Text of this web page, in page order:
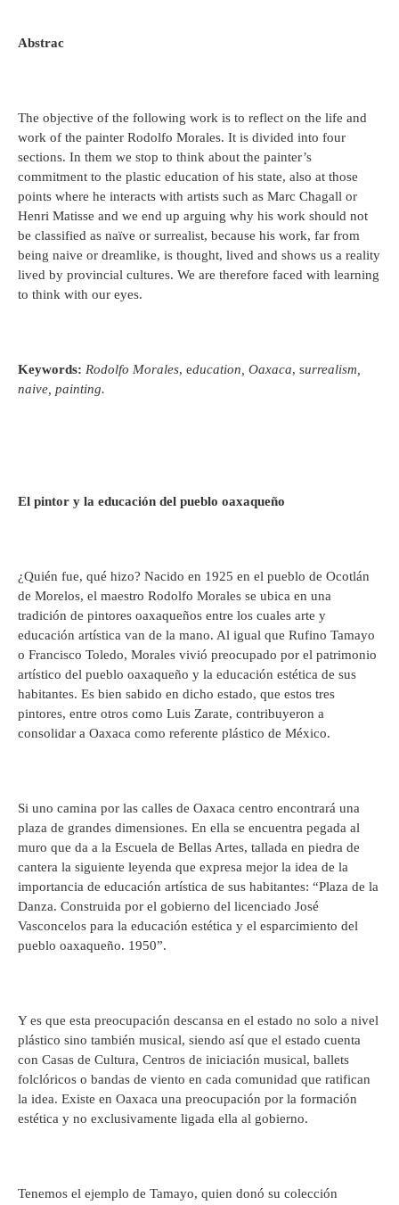
Abstrac
The objective of the following work is to reflect on the life and
work of the painter Rodolfo Morales. It is divided into four
sections. In them we stop to think about the painter’s
commitment to the plastic education of his state, also at those
points where he interacts with artists such as Marc Chagall or
Henri Matisse and we end up arguing why his work should not
be classified as naïve or surrealist, because his work, far from
being naive or dreamlike, is thought, lived and shows us a reality
lived by provincial cultures. We are therefore faced with learning
to think with our eyes.
Keywords: Rodolfo Morales, education, Oaxaca, surrealism,
naive, painting.
El pintor y la educación del pueblo oaxaqueño
¿Quién fue, qué hizo? Nacido en 1925 en el pueblo de Ocotlán
de Morelos, el maestro Rodolfo Morales se ubica en una
tradición de pintores oaxaqueños entre los cuales arte y
educación artística van de la mano. Al igual que Rufino Tamayo
o Francisco Toledo, Morales vivió preocupado por el patrimonio
artístico del pueblo oaxaqueño y la educación estética de sus
habitantes. Es bien sabido en dicho estado, que estos tres
pintores, entre otros como Luis Zarate, contribuyeron a
consolidar a Oaxaca como referente plástico de México.
Si uno camina por las calles de Oaxaca centro encontrará una
plaza de grandes dimensiones. En ella se encuentra pegada al
muro que da a la Escuela de Bellas Artes, tallada en piedra de
cantera la siguiente leyenda que expresa mejor la idea de la
importancia de educación artística de sus habitantes: “Plaza de la
Danza. Construida por el gobierno del licenciado José
Vasconcelos para la educación estética y el esparcimiento del
pueblo oaxaqueño. 1950”.
Y es que esta preocupación descansa en el estado no solo a nivel
plástico sino también musical, siendo así que el estado cuenta
con Casas de Cultura, Centros de iniciación musical, ballets
folclóricos o bandas de viento en cada comunidad que ratifican
la idea. Existe en Oaxaca una preocupación por la formación
estética y no exclusivamente ligada ella al gobierno.
Tenemos el ejemplo de Tamayo, quien donó su colección